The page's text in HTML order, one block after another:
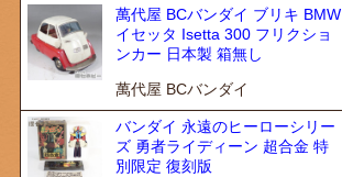
萬代屋 BCバンダイ ブリキ BMW
イセッタ Isetta 300 フリクショ
ンカー 日本製 箱無し
萬代屋 BCバンダイ
バンダイ 永遠のヒーローシリー
ズ 勇者ライディーン 超合金 特
別限定 復刻版